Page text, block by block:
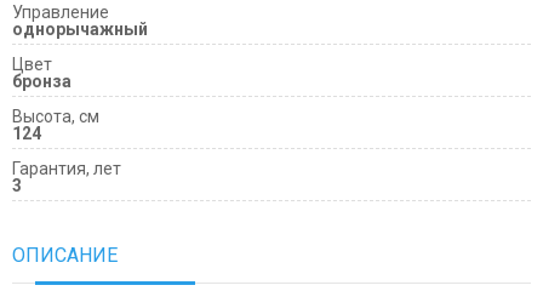
Управление
однорычажный
Цвет
бронза
Высота, см
124
Гарантия, лет
3
ОПИСАНИЕ